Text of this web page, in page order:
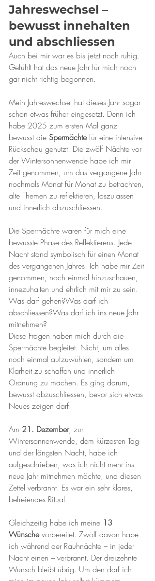
Jahreswechsel –
bewusst innehalten
und abschliessen
Auch bei mir war es bis jetzt noch ruhig.
Gefühlt hat das neue Jahr für mich noch
gar nicht richtig begonnen.
Mein Jahreswechsel hat dieses Jahr sogar
schon etwas früher eingesetzt. Denn ich
habe 2025 zum ersten Mal ganz
bewusst die Sperrnächte für eine intensive
Rückschau genutzt. Die zwölf Nächte vor
der Wintersonnenwende habe ich mir
Zeit genommen, um das vergangene Jahr
nochmals Monat für Monat zu betrachten,
alte Themen zu reflektieren, loszulassen
und innerlich abzuschliessen.
Die Sperrnächte waren für mich eine
bewusste Phase des Reflektierens. Jede
Nacht stand symbolisch für einen Monat
des vergangenen Jahres. Ich habe mir Zeit
genommen, noch einmal hinzuschauen,
innezuhalten und ehrlich mit mir zu sein.
Was darf gehen?Was darf ich
abschliessen?Was darf ich ins neue Jahr
mitnehmen?
Diese Fragen haben mich durch die
Sperrnächte begleitet. Nicht, um alles
noch einmal aufzuwühlen, sondern um
Klarheit zu schaffen und innerlich
Ordnung zu machen. Es ging darum,
bewusst abzuschliessen, bevor sich etwas
Neues zeigen darf.
Am 21. Dezember, zur
Wintersonnenwende, dem kürzesten Tag
und der längsten Nacht, habe ich
aufgeschrieben, was ich nicht mehr ins
neue Jahr mitnehmen möchte, und diesen
Zettel verbrannt. Es war ein sehr klares,
befreiendes Ritual.
Gleichzeitig habe ich meine 13
Wünsche vorbereitet. Zwölf davon habe
ich während der Rauhnächte – in jeder
Nacht einen – verbrannt. Der dreizehnte
Wunsch bleibt übrig. Um den darf ich